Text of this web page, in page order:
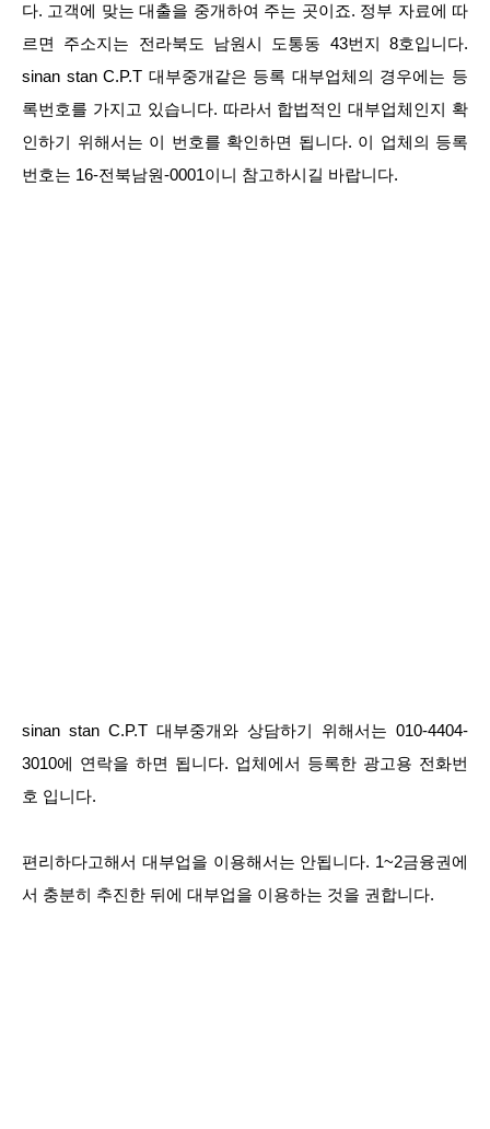
다. 고객에 맞는 대출을 중개하여 주는 곳이죠. 정부 자료에 따
르면 주소지는 전라북도 남원시 도통동 43번지 8호입니다.
sinan stan C.P.T 대부중개같은 등록 대부업체의 경우에는 등
록번호를 가지고 있습니다. 따라서 합법적인 대부업체인지 확
인하기 위해서는 이 번호를 확인하면 됩니다. 이 업체의 등록
번호는 16-전북남원-0001이니 참고하시길 바랍니다.
sinan stan C.P.T 대부중개와 상담하기 위해서는 010-4404-
3010에 연락을 하면 됩니다. 업체에서 등록한 광고용 전화번
호 입니다.
편리하다고해서 대부업을 이용해서는 안됩니다. 1~2금융권에
서 충분히 추진한 뒤에 대부업을 이용하는 것을 권합니다.